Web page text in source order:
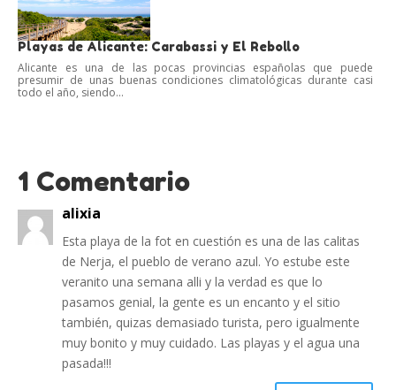
Playas de Alicante: Carabassi y El Rebollo
Alicante es una de las pocas provincias españolas que puede
presumir de unas buenas condiciones climatológicas durante casi
todo el año, siendo...
1 Comentario
alixia
Esta playa de la fot en cuestión es una de las calitas
de Nerja, el pueblo de verano azul. Yo estube este
veranito una semana alli y la verdad es que lo
pasamos genial, la gente es un encanto y el sitio
también, quizas demasiado turista, pero igualmente
muy bonito y muy cuidado. Las playas y el agua una
pasada!!!